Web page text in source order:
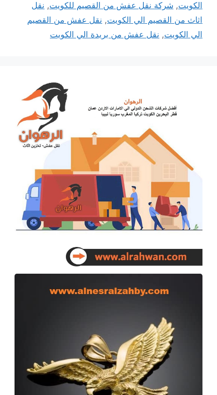
الكويت, شركة نقل عفش من القصيم للكويت, نقل
اثاث من القصيم الي الكويت, نقل عفش من القصيم
الي الكويت, نقل عفش من بريدة الي الكويت